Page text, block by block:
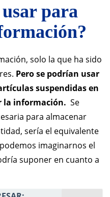
para
solo la que ha sido
Pero se podrían usar
suspendidas en
la información. Se
para almacenar
sería el equivalente
imaginarnos el
suponer en cuanto a